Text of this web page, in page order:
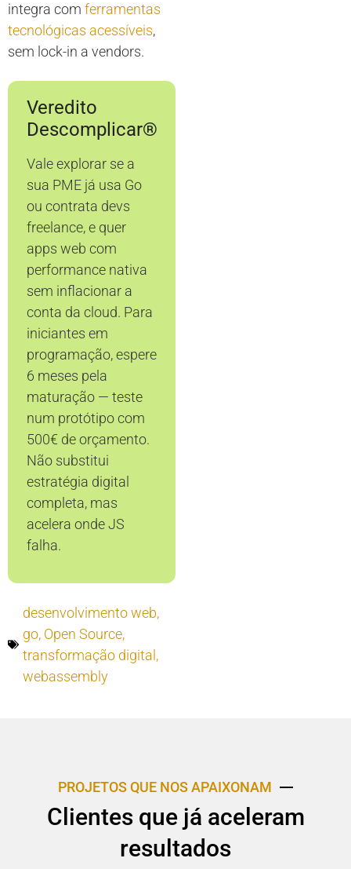
integra com ferramentas
tecnológicas acessíveis,
sem lock-in a vendors.
Veredito
Descomplicar®
Vale explorar se a
sua PME já usa Go
ou contrata devs
freelance, e quer
apps web com
performance nativa
sem inflacionar a
conta da cloud. Para
iniciantes em
programação, espere
6 meses pela
maturação — teste
num protótipo com
500€ de orçamento.
Não substitui
estratégia digital
completa, mas
acelera onde JS
falha.
desenvolvimento web,
go, Open Source,
transformação digital ,
webassembly
PROJETOS QUE NOS APAIXONAM
Clientes que já aceleram
resultados